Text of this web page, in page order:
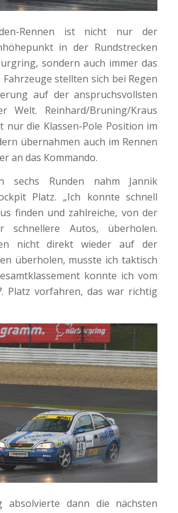
Rennen ist nicht nur der
in der Rundstrecken
sondern auch immer das
Fahrzeuge stellten sich bei Regen
auf der anspruchsvollsten
Welt. Reinhard/Bruning/Kraus
nur die Klassen-Pole Position im
übernahmen auch im Rennen
an das Kommando.
sechs Runden nahm Jannik
Platz. „Ich konnte schnell
finden und zahlreiche, von der
schnellere Autos, überholen.
nicht direkt wieder auf der
überholen, musste ich taktisch
konnte ich vom
Platz vorfahren, das war richtig
absolvierte dann die nächsten